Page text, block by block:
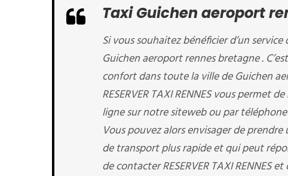
Taxi Guichen aeroport
Si vous souhaitez bénéficier d’un
Guichen aeroport rennes bretagne .
confort dans toute la ville de Guichen
RESERVER TAXI RENNES vous permet
ligne sur notre siteweb ou par
Vous pouvez alors envisager de
de transport plus rapide et qui peut
de contacter RESERVER TAXI RENNES